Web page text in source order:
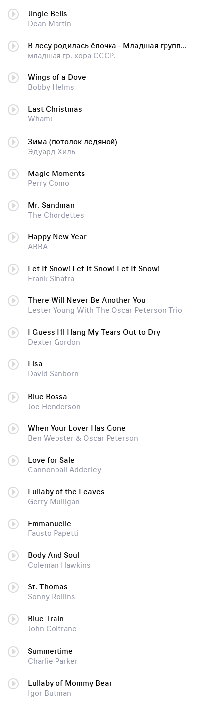
Jingle Bells
Dean Martin
В лесу родилась ёлочка - Младшая группа хора ИХВ АПН СССР
младшая гр. хора СССР.
Wings of a Dove
Bobby Helms
Last Christmas
Wham!
Зима (потолок ледяной)
Эдуард Хиль
Magic Moments
Perry Como
Mr. Sandman
The Chordettes
Happy New Year
ABBA
Let It Snow! Let It Snow! Let It Snow!
Frank Sinatra
There Will Never Be Another You
Lester Young With The Oscar Peterson Trio
I Guess I'll Hang My Tears Out to Dry
Dexter Gordon
Lisa
David Sanborn
Blue Bossa
Joe Henderson
When Your Lover Has Gone
Ben Webster & Oscar Peterson
Love for Sale
Cannonball Adderley
Lullaby of the Leaves
Gerry Mulligan
Emmanuelle
Fausto Papetti
Body And Soul
Coleman Hawkins
St. Thomas
Sonny Rollins
Blue Train
John Coltrane
Summertime
Charlie Parker
Lullaby of Mommy Bear
Igor Butman